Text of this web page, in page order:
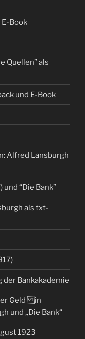
Book
Quellen” als
und E-Book
Alfred Lansburgh
“Die Bank”
als txt-
der Bankakademie
Geld in
und „Die Bank“
1923